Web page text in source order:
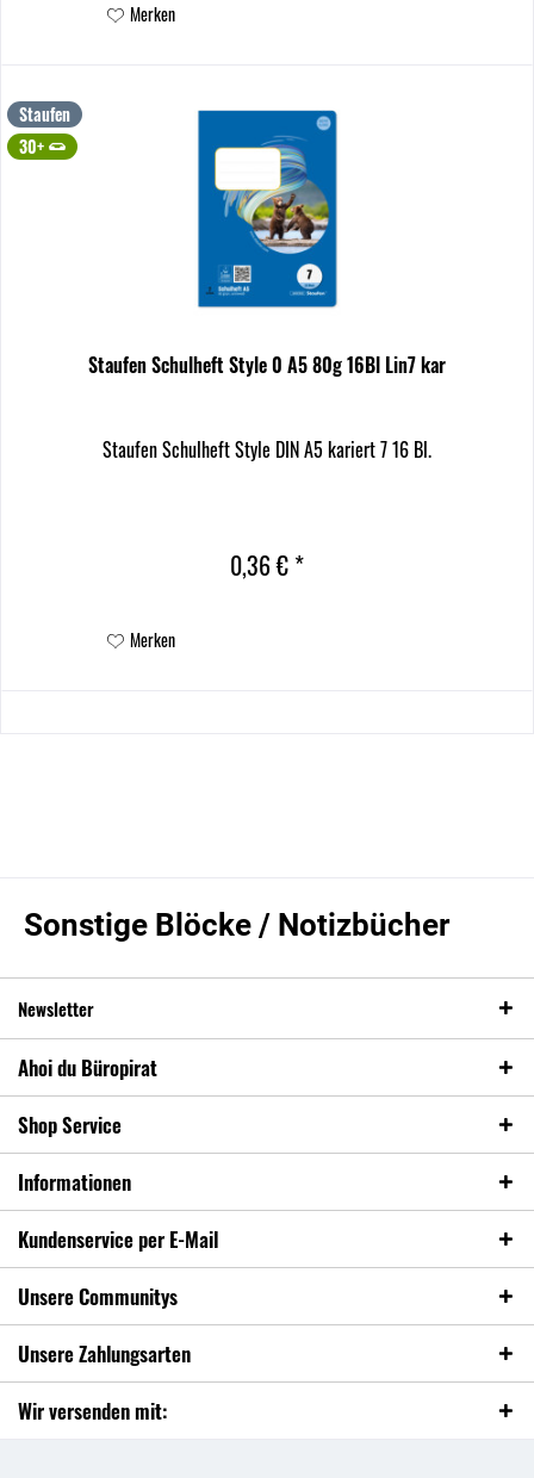
Merken
Staufen
30+
Staufen Schulheft Style 0 A5 80g 16Bl Lin7 kar
Staufen Schulheft Style DIN A5 kariert 7 16 Bl.
0,36 € *
Merken
Sonstige Blöcke / Notizbücher
Newsletter
Ahoi du Büropirat
Shop Service
Informationen
Kundenservice per E-Mail
Unsere Communitys
Unsere Zahlungsarten
Wir versenden mit: